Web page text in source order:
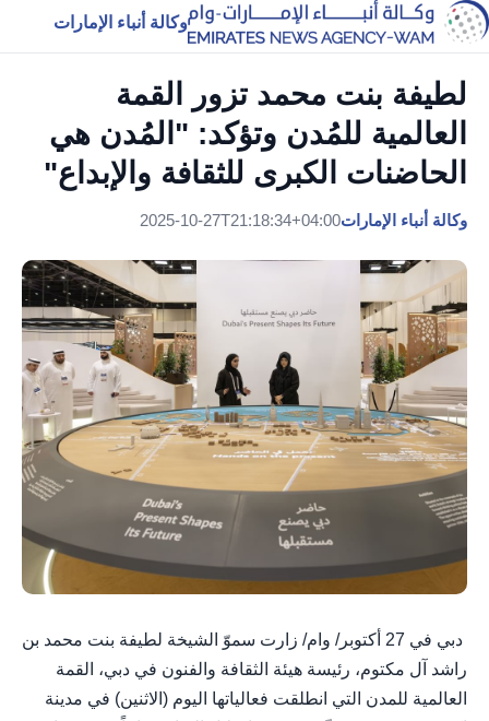
وكالة أنباء الإمارات
لطيفة بنت محمد تزور القمة
العالمية للمُدن وتؤكد: "المُدن هي
الحاضنات الكبرى للثقافة والإبداع"
وكالة أنباء الإمارات2025-10-27T21:18:34+04:00
دبي في 27 أكتوبر/ وام/ زارت سموّ الشيخة لطيفة بنت محمد بن
راشد آل مكتوم، رئيسة هيئة الثقافة والفنون في دبي، القمة
العالمية للمدن التي انطلقت فعالياتها اليوم (الاثنين) في مدينة